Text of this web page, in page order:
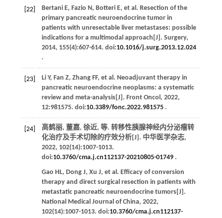
[22] Bertani E, Fazio N, Botteri E, et al. Resection of the
primary pancreatic neuroendocrine tumor in
patients with unresectable liver metastases: possible
indications for a multimodal approach[J]. Surgery,
2014, 155(4):607-614. doi:10.1016/j.surg.2013.12.024
.
[23] Li Y, Fan Z, Zhang FF, et al. Neoadjuvant therapy in
pancreatic neuroendocrine neoplasms: a systematic
review and meta-analysis[J]. Front Oncol, 2022,
12:981575. doi:10.3389/fonc.2022.981575.
[24] 高鹤丽, 董嘉, 徐近, 等. 转移性胰腺神经内分泌瘤转
化治疗及手术切除的疗效分析[J]. 中华医学杂志,
2022, 102(14):1007-1013.
doi:10.3760/cma.j.cn112137-20210805-01749.
Gao HL, Dong J, Xu J, et al. Efficacy of conversion
therapy and direct surgical resection in patients with
metastatic pancreatic neuroendocrine tumors[J].
National Medical Journal of China, 2022,
102(14):1007-1013. doi:10.3760/cma.j.cn112137-